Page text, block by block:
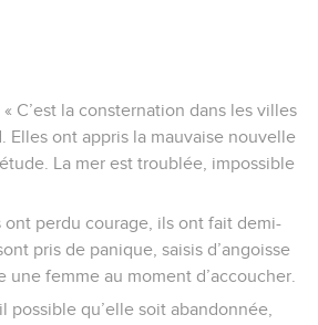
C’est la consternation dans les villes
Elles ont appris la mauvaise nouvelle
La mer est troublée, impossible
ont perdu courage, ils ont fait demi-
pris de panique, saisis d’angoisse
une femme au moment d’accoucher.
possible qu’elle soit abandonnée,